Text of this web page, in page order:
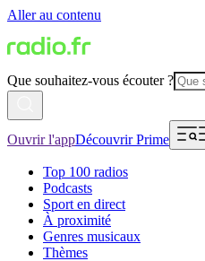
Aller au contenu
Que souhaitez-vous écouter ?
Ouvrir l'appDécouvrir Prime
Top 100 radios
Podcasts
Sport en direct
À proximité
Genres musicaux
Thèmes